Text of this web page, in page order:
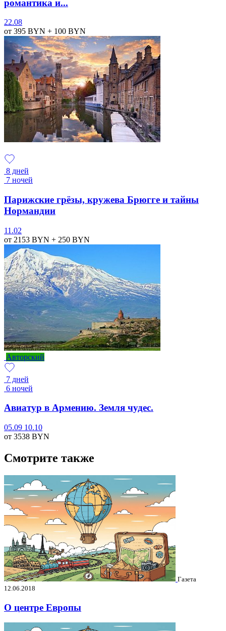
романтика и...
22.08
от 395 BYN + 100 BYN
8 дней
7 ночей
Парижские грёзы, кружева Брюгге и тайны
Нормандии
11.02
от 2153 BYN + 250 BYN
Авторский
7 дней
6 ночей
Авиатур в Армению. Земля чудес.
05.09 10.10
от 3538 BYN
Смотрите также
Газета
12.06.2018
О центре Европы